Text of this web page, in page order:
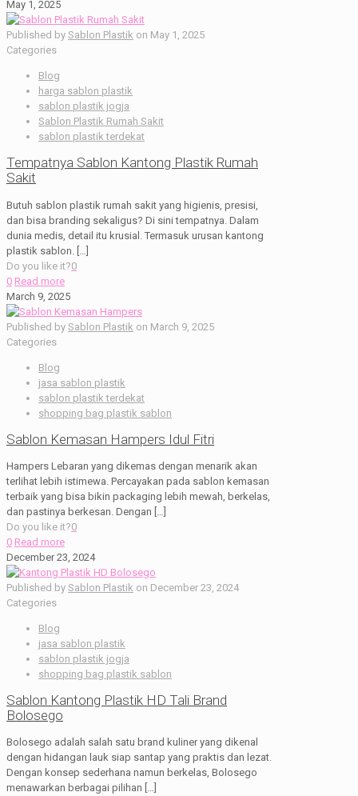
May 1, 2025
Published by Sablon Plastik on May 1, 2025
Categories
Blog
harga sablon plastik
sablon plastik jogja
Sablon Plastik Rumah Sakit
sablon plastik terdekat
Tempatnya Sablon Kantong Plastik Rumah
Sakit
Butuh sablon plastik rumah sakit yang higienis, presisi,
dan bisa branding sekaligus? Di sini tempatnya. Dalam
dunia medis, detail itu krusial. Termasuk urusan kantong
plastik sablon. […]
Do you like it?0
0 Read more
March 9, 2025
Published by Sablon Plastik on March 9, 2025
Categories
Blog
jasa sablon plastik
sablon plastik terdekat
shopping bag plastik sablon
Sablon Kemasan Hampers Idul Fitri
Hampers Lebaran yang dikemas dengan menarik akan
terlihat lebih istimewa. Percayakan pada sablon kemasan
terbaik yang bisa bikin packaging lebih mewah, berkelas,
dan pastinya berkesan. Dengan
Do you like it?0
0 Read more
December 23, 2024
Published by Sablon Plastik on December 23, 2024
Categories
Blog
jasa sablon plastik
sablon plastik jogja
shopping bag plastik sablon
Sablon Kantong Plastik HD Tali Brand
Bolosego
Bolosego adalah salah satu brand kuliner yang dikenal
dengan hidangan lauk siap santap yang praktis dan lezat.
Dengan konsep sederhana namun berkelas, Bolosego
menawarkan berbagai pilihan […]